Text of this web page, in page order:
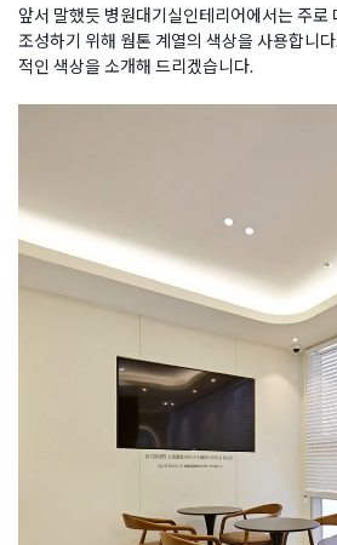
앞서 말했듯 병원대기실인테리어에서는 주로
조성하기 위해 웜톤 계열의 색상을 사용합니
적인 색상을 소개해 드리겠습니다.